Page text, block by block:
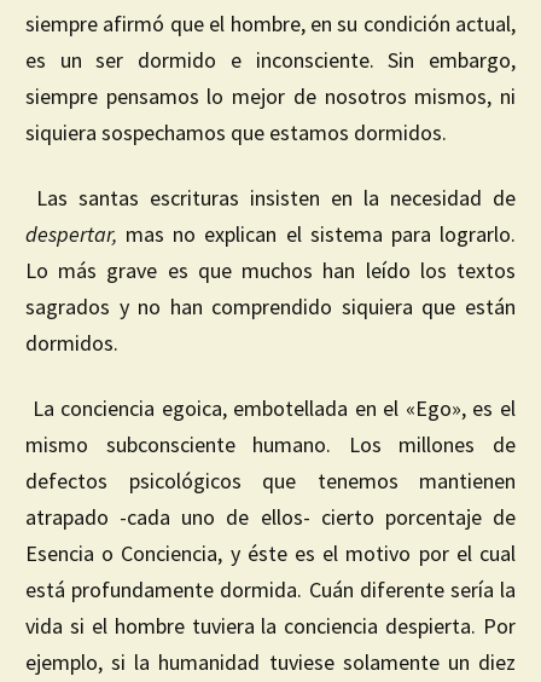
siempre afirmó que el hombre, en su condición actual,
es un ser dormido e inconsciente. Sin embargo,
siempre pensamos lo mejor de nosotros mismos, ni
siquiera sospechamos que estamos dormidos.
Las santas escrituras insisten en la necesidad de
despertar, mas no explican el sistema para lograrlo.
Lo más grave es que muchos han leído los textos
sagrados y no han comprendido siquiera que están
dormidos.
La conciencia egoica, embotellada en el «Ego», es el
mismo subconsciente humano. Los millones de
defectos psicológicos que tenemos mantienen
atrapado -cada uno de ellos- cierto porcentaje de
Esencia o Conciencia, y éste es el motivo por el cual
está profundamente dormida. Cuán diferente sería la
vida si el hombre tuviera la conciencia despierta. Por
ejemplo, si la humanidad tuviese solamente un diez